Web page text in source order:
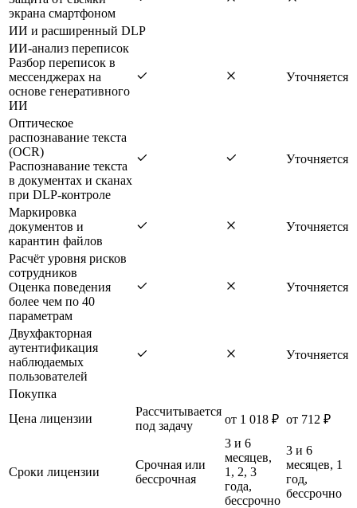
экрана смартфоном
ИИ и расширенный DLP
ИИ-анализ переписок
Разбор переписок в
мессенджерах на
основе генеративного
ИИ
Уточняется
Оптическое
распознавание текста
(OCR)
Распознавание текста
в документах и сканах
при DLP-контроле
Уточняется
Маркировка
документов и
карантин файлов
Уточняется
Расчёт уровня рисков
сотрудников
Оценка поведения
более чем по 40
параметрам
Уточняется
Двухфакторная
аутентификация
наблюдаемых
пользователей
Уточняется
Покупка
Цена лицензии
Рассчитывается
под задачу
от 1 018 ₽ от 712 ₽
Сроки лицензии
Срочная или
бессрочная
3 и 6
месяцев,
1, 2, 3
года,
бессрочно
3 и 6
месяцев, 1
год,
бессрочно